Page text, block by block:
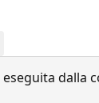
dalla